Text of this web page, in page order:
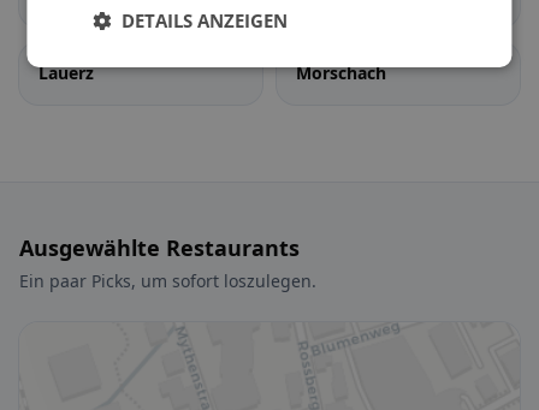
Lauerz Morschach
Ausgewählte Restaurants
Ein paar Picks, um sofort loszulegen.
DETAILS ANZEIGEN